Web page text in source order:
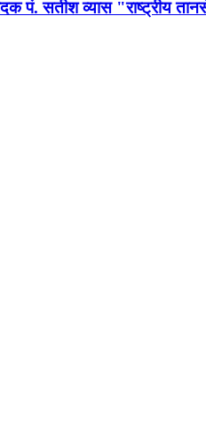
पं. सतीश व्यास "राष्ट्रीय